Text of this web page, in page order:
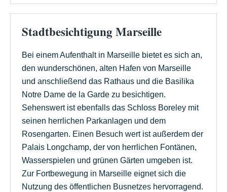
Stadtbesichtigung Marseille
Bei einem Aufenthalt in Marseille bietet es sich an,
den wunderschönen, alten Hafen von Marseille
und anschließend das Rathaus und die Basilika
Notre Dame de la Garde zu besichtigen.
Sehenswert ist ebenfalls das Schloss Boreley mit
seinen herrlichen Parkanlagen und dem
Rosengarten. Einen Besuch wert ist außerdem der
Palais Longchamp, der von herrlichen Fontänen,
Wasserspielen und grünen Gärten umgeben ist.
Zur Fortbewegung in Marseille eignet sich die
Nutzung des öffentlichen Busnetzes hervorragend.